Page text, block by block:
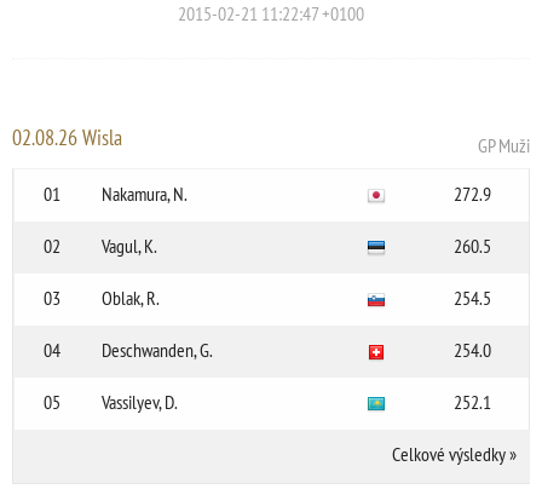
2015-02-21 11:22:47 +0100
02.08.26 Wisla
GP Muži
01
Nakamura, N. 272.9
02 Vagul, K. 260.5
03 Oblak, R. 254.5
04 Deschwanden, G. 254.0
05 Vassilyev, D. 252.1
Celkové výsledky»